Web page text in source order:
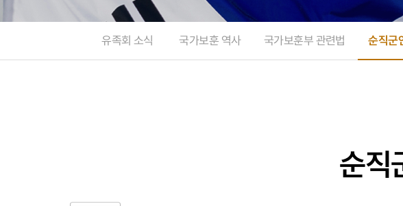
HOME 유가족회원 로그인
기부금회원 로그인
유가족 회원가입
기부금 회원가입
유족회 소식 국가보훈 역사 국가보훈부 관련법 순직군
순직